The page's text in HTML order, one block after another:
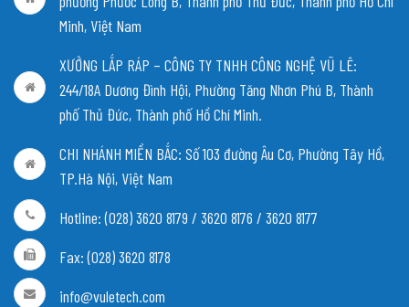
Minh, Việt Nam
XƯỞNG LẮP RÁP – CÔNG TY TNHH CÔNG NGHỆ VŨ LÊ:
244/18A Dương Đình Hội, Phường Tăng Nhơn Phú B, Thành
phố Thủ Đức, Thành phố Hồ Chí Minh.
CHI NHÁNH MIỀN BẮC: Số 103 đường Âu Cơ, Phường Tây Hồ,
TP.Hà Nội, Việt Nam
Hotline: (028) 3620 8179 / 3620 8176 / 3620 8177
Fax: (028) 3620 8178
info@vuletech.com